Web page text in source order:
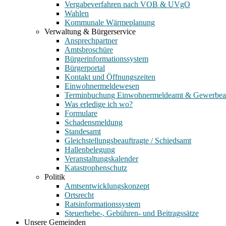
Vergabeverfahren nach VOB & UVgO
Wahlen
Kommunale Wärmeplanung
Verwaltung & Bürgerservice
Ansprechpartner
Amtsbroschüre
Bürgerinformationssystem
Bürgerportal
Kontakt und Öffnungszeiten
Einwohnermeldewesen
Terminbuchung Einwohnermeldeamt &
Was erledige ich wo?
Formulare
Schadensmeldung
Standesamt
Gleichstellungsbeauftragte / Schiedsamt
Hallenbelegung
Veranstaltungskalender
Katastrophenschutz
Politik
Amtsentwicklungskonzept
Ortsrecht
Ratsinformationssystem
Steuerhebe-, Gebühren- und Beitragssätze
Unsere Gemeinden